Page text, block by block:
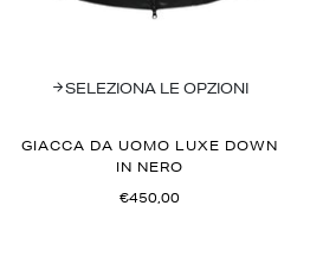
SELEZIONA LE OPZIONI
GIACCA DA UOMO LUXE DOWN
IN NERO
€450,00